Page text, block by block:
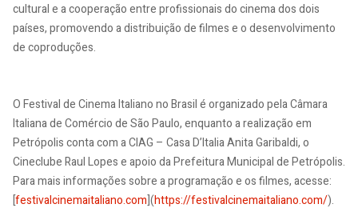
cultural e a cooperação entre profissionais do cinema dos dois
países, promovendo a distribuição de filmes e o desenvolvimento
de coproduções.
O Festival de Cinema Italiano no Brasil é organizado pela Câmara
Italiana de Comércio de São Paulo, enquanto a realização em
Petrópolis conta com a CIAG – Casa D’Italia Anita Garibaldi, o
Cineclube Raul Lopes e apoio da Prefeitura Municipal de Petrópolis.
Para mais informações sobre a programação e os filmes, acesse:
[festivalcinemaitaliano.com](https://festivalcinemaitaliano.com/).